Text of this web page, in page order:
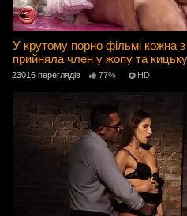
У крутому порно фільмі кожна
прийняла член у жопу та
23016 переглядів 77% HD